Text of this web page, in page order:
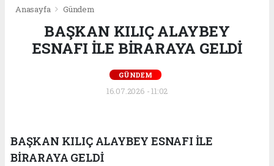
Anasayfa Gündem
BAŞKAN KILIÇ ALAYBEY
ESNAFI İLE BİRARAYA GELDİ
GÜNDEM
16.07.2026 - 11:02
BAŞKAN KILIÇ ALAYBEY ESNAFI İLE
BİRARAYA GELDİ